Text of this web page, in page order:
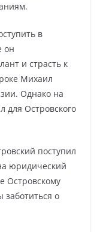
в
он
и страсть к
Михаил
Однако на
для Островского
поступил
юридический
Островскому
о